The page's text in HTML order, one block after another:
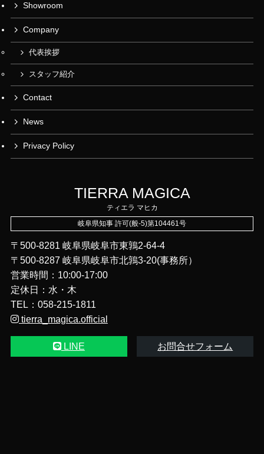
Showroom
Company
代表挨拶
スタッフ紹介
Contact
News
Privacy Policy
TIERRA MAGICA
ティエラ マヒカ
岐阜県知事 許可(般-5)第104461号
〒500-8281 岐阜県岐阜市東鶉2-64-4
〒500‑8287 岐阜県岐阜市北鶉3-20(事務所）
営業時間：10:00-17:00
定休日：水・木
TEL：058-215-1811
tierra_magica.official
LINE お問合せフォーム